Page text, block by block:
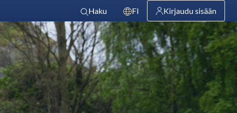
Haku FI Kirjaudu sisään